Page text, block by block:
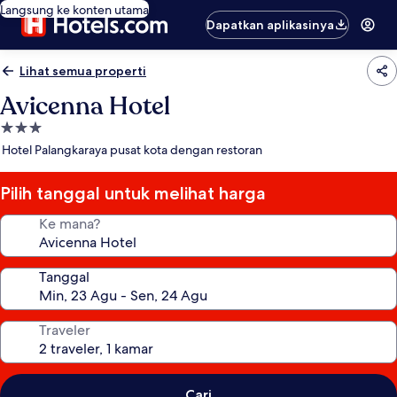
Langsung ke konten utama
Dapatkan aplikasinya
Lihat semua properti
Avicenna Hotel
Properti
bintang
Hotel Palangkaraya pusat kota dengan restoran
Pilih tanggal untuk melihat harga
Ke mana?
Tanggal
Traveler